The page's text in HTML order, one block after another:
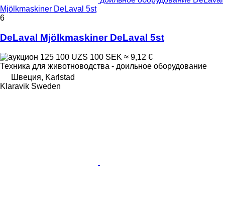
Mjölkmaskiner DeLaval 5st
6
DeLaval Mjölkmaskiner DeLaval 5st
125 100 UZS 100 SEK ≈ 9,12 €
Техника для животноводства - доильное оборудование
Швеция, Karlstad
Klaravik Sweden